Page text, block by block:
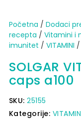
Početna / Dodaci
recepta / Vitamini i
imunitet / VITAMINI /
SOLGAR
caps a100
SKU:25155
Kategorije: